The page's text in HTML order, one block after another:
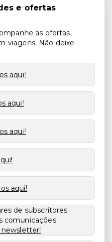
e ofertas
as ofertas,
viagens. Não deixe
aqui!
aqui!
aqui!
aqui!
de subscritores
comunicações:
newsletter!